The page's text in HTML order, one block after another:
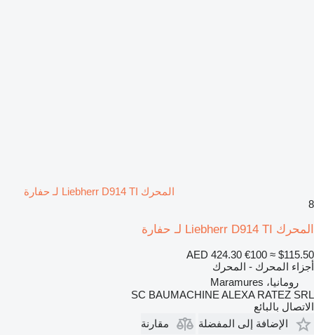
المحرك Liebherr D914 TI لـ حفارة
8
المحرك Liebherr D914 TI لـ حفارة
AED 424.30 €100 ≈ $115.50
أجزاء المحرك - المحرك
رومانيا، Maramures
SC BAUMACHINE ALEXA RATEZ SRL
الاتصال بالبائع
الإضافة إلى المفضلة
مقارنة